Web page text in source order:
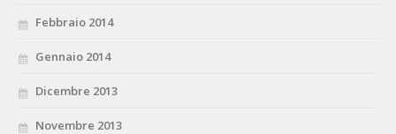
Febbraio 2014
Gennaio 2014
Dicembre 2013
Novembre 2013